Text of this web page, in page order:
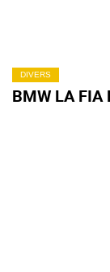
DIVERS
BMW LA FIA